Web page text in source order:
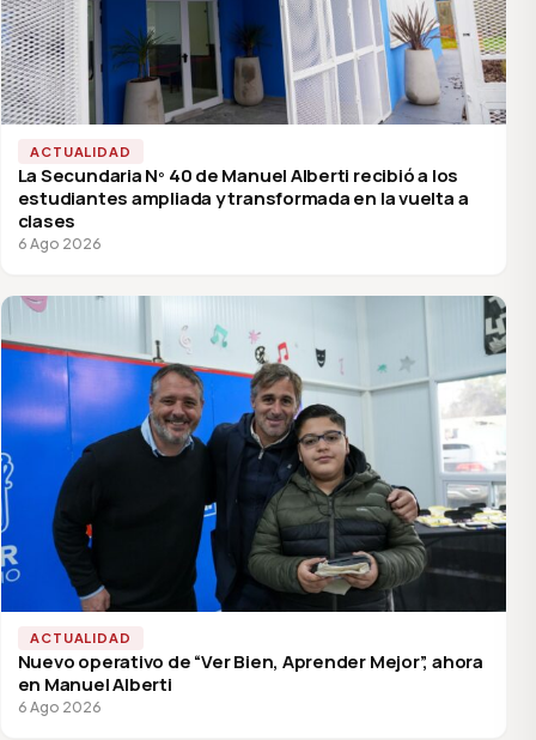
ACTUALIDAD
La Secundaria Nº 40 de Manuel Alberti recibió a los
estudiantes ampliada y transformada en la vuelta a
clases
6 Ago 2026
ACTUALIDAD
Nuevo operativo de “Ver Bien, Aprender Mejor”, ahora
en Manuel Alberti
6 Ago 2026